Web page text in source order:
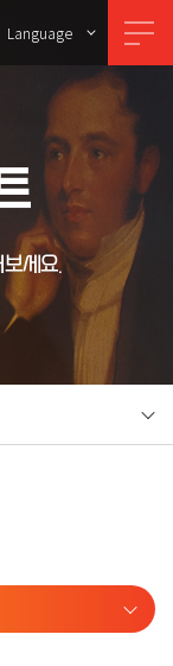
Language
세요.